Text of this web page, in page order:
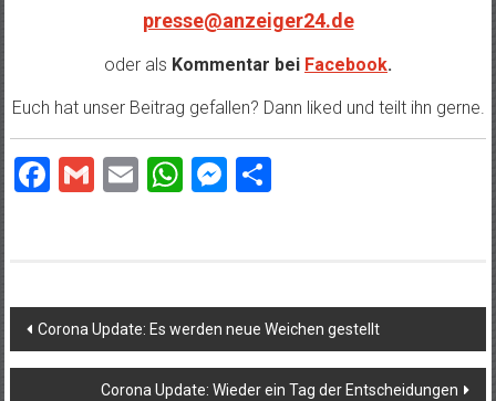
presse@anzeiger24.de
oder als Kommentar bei Facebook.
Euch hat unser Beitrag gefallen? Dann liked und teilt ihn gerne.
Facebook
Gmail
EmailWhatsApp
Messenger
Teilen
Beitragsnavigation
Corona Update: Es werden neue Weichen gestellt
Corona Update: Wieder ein Tag der Entscheidungen